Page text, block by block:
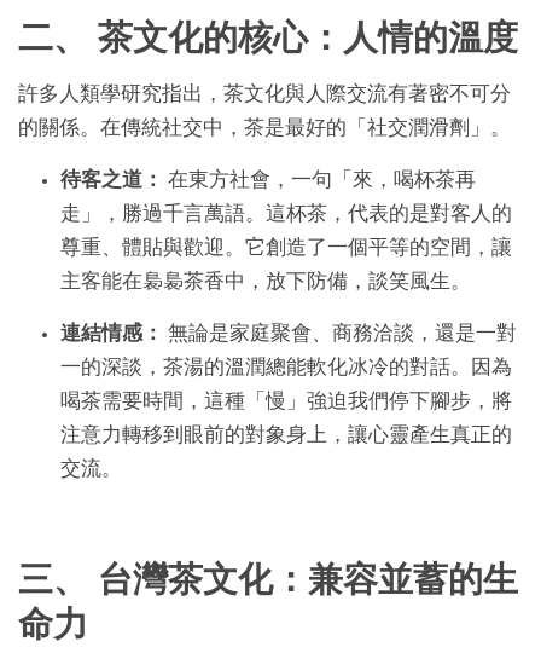
二、 茶文化的核心：人情的溫度
許多人類學研究指出，茶文化與人際交流有著密不可分
的關係。在傳統社交中，茶是最好的「社交潤滑劑」。
待客之道： 在東方社會，一句「來，喝杯茶再
走」，勝過千言萬語。這杯茶，代表的是對客人的
尊重、體貼與歡迎。它創造了一個平等的空間，讓
主客能在裊裊茶香中，放下防備，談笑風生。
連結情感： 無論是家庭聚會、商務洽談，還是一對
一的深談，茶湯的溫潤總能軟化冰冷的對話。因為
喝茶需要時間，這種「慢」強迫我們停下腳步，將
注意力轉移到眼前的對象身上，讓心靈產生真正的
交流。
三、 台灣茶文化：兼容並蓄的生
命力